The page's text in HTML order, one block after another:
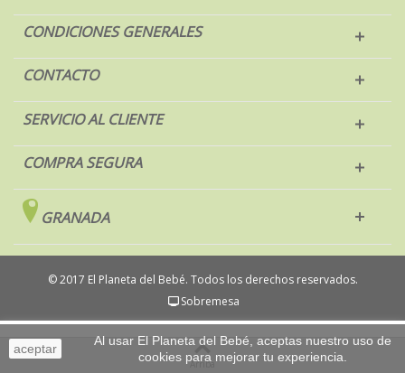
CONDICIONES GENERALES
CONTACTO
SERVICIO AL CLIENTE
COMPRA SEGURA
GRANADA
aceptar
Al usar El Planeta del Bebé, aceptas nuestro uso de
cookies para mejorar tu experiencia.
© 2017 El Planeta del Bebé. Todos los derechos reservados.
Sobremesa
Arriba